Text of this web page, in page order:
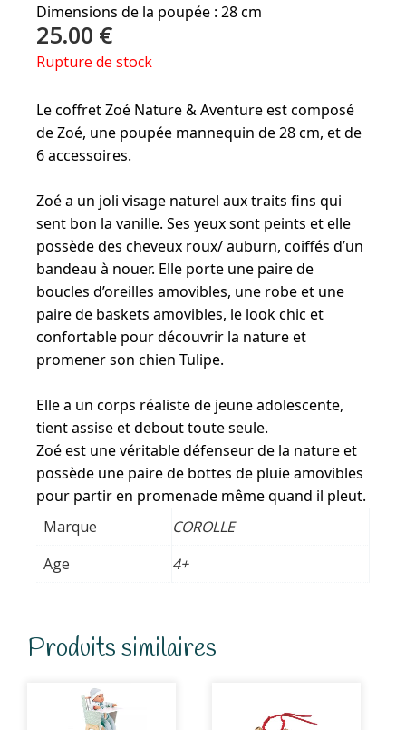
Dimensions de la poupée : 28 cm
25.00 €
Rupture de stock
Le coffret Zoé Nature & Aventure est composé
de Zoé, une poupée mannequin de 28 cm, et de
6 accessoires.
Zoé a un joli visage naturel aux traits fins qui
sent bon la vanille. Ses yeux sont peints et elle
possède des cheveux roux/ auburn, coiffés d’un
bandeau à nouer. Elle porte une paire de
boucles d’oreilles amovibles, une robe et une
paire de baskets amovibles, le look chic et
confortable pour découvrir la nature et
promener son chien Tulipe.
Elle a un corps réaliste de jeune adolescente,
tient assise et debout toute seule.
Zoé est une véritable défenseur de la nature et
possède une paire de bottes de pluie amovibles
pour partir en promenade même quand il pleut.
Marque
COROLLE
Age
4+
Produits similaires